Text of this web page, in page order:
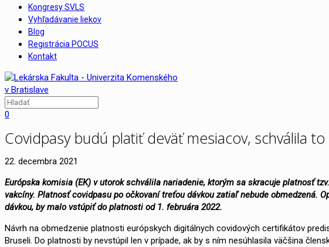
Kongresy SVLS
Vyhľadávanie liekov
Blog
Registrácia POCUS
Kontakt
0
Covidpasy budú platiť deväť mesiacov, schválila
22. decembra 2021
Európska komisia (EK) v utorok schválila nariadenie, ktorým sa skracuje platnosť
vakcíny. Platnosť covidpasu po očkovaní treťou dávkou zatiaľ nebude obmedzená.
dávkou, by malo vstúpiť do platnosti od 1. februára 2022.
Návrh na obmedzenie platnosti európskych digitálnych covidových certifikátov
Bruseli. Do platnosti by nevstúpil len v prípade, ak by s ním nesúhlasila väčšina